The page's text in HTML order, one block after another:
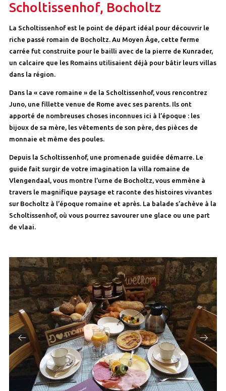
Scholtissenhof, Bocholtz
La Scholtissenhof est le point de départ idéal pour découvrir le
riche passé romain de Bocholtz. Au Moyen Âge, cette ferme
carrée fut construite pour le bailli avec de la pierre de Kunrader,
un calcaire que les Romains utilisaient déjà pour bâtir leurs villas
dans la région.
Dans la « cave romaine » de la Scholtissenhof, vous rencontrez
Juno, une fillette venue de Rome avec ses parents. Ils ont
apporté de nombreuses choses inconnues ici à l’époque : les
bijoux de sa mère, les vêtements de son père, des pièces de
monnaie et même des poules.
Depuis la Scholtissenhof, une promenade guidée démarre. Le
guide fait surgir de votre imagination la villa romaine de
Vlengendaal, vous montre l’urne de Bocholtz, vous emmène à
travers le magnifique paysage et raconte des histoires vivantes
sur Bocholtz à l’époque romaine et après. La balade s’achève à la
Scholtissenhof, où vous pourrez savourer une glace ou une part
de vlaai.